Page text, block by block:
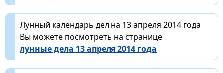
Лунный календарь дел на 13 апреля 2014 года
Вы можете посмотреть на странице
лунные дела 13 апреля 2014 года